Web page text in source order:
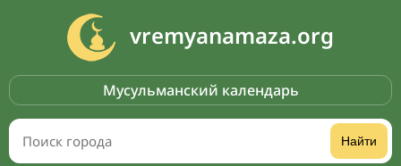
vremyanamaza.org
Мусульманский календарь
Найти